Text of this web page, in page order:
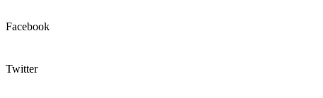
Facebook
Twitter